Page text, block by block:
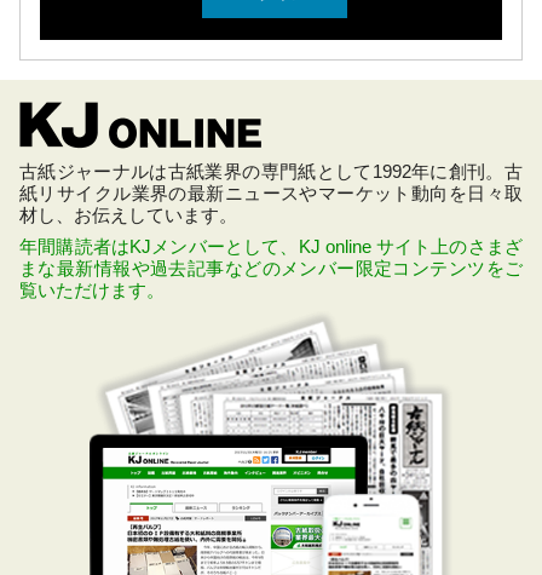
古紙ジャーナルは古紙業界の専門紙として1992年に創刊。古
紙リサイクル業界の最新ニュースやマーケット動向を日々取
材し、お伝えしています。
年間購読者はKJメンバーとして、KJ online サイト上のさまざ
まな最新情報や過去記事などのメンバー限定コンテンツをご
覧いただけます。